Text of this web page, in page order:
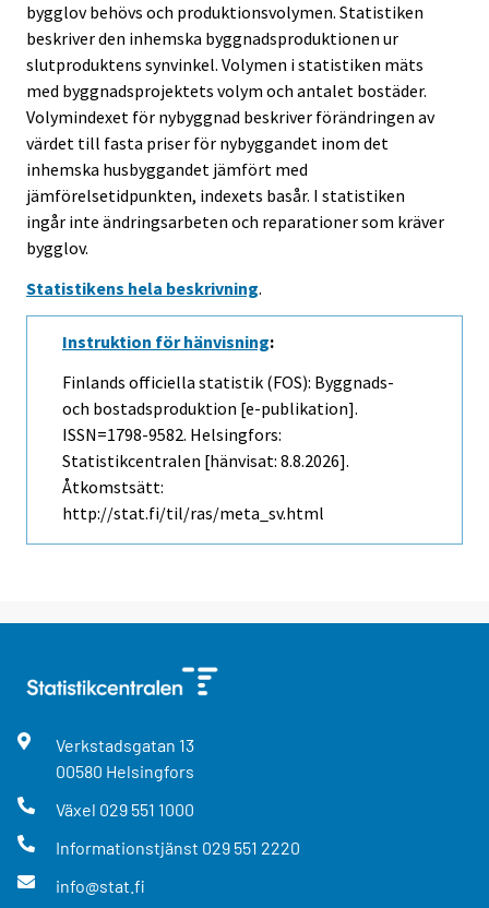
bygglov behövs och produktionsvolymen. Statistiken
beskriver den inhemska byggnadsproduktionen ur
slutproduktens synvinkel. Volymen i statistiken mäts
med byggnadsprojektets volym och antalet bostäder.
Volymindexet för nybyggnad beskriver förändringen av
värdet till fasta priser för nybyggandet inom det
inhemska husbyggandet jämfört med
jämförelsetidpunkten, indexets basår. I statistiken
ingår inte ändringsarbeten och reparationer som kräver
bygglov.
Statistikens hela beskrivning.
Instruktion för hänvisning:
Finlands officiella statistik (FOS): Byggnads-
och bostadsproduktion [e-publikation].
ISSN=1798-9582. Helsingfors:
Statistikcentralen [hänvisat: 8.8.2026].
Åtkomstsätt:
http://stat.fi/til/ras/meta_sv.html
Verkstadsgatan 13
00580 Helsingfors
Växel 029 551 1000
Informationstjänst 029 551 2220
info@stat.fi